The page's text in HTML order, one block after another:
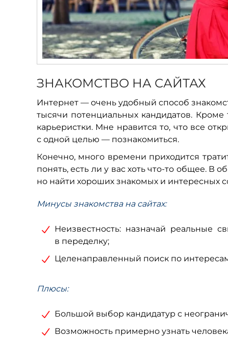
ЗНАКОМСТВО НА САЙТАХ
Интернет — очень удобный способ
тысячи потенциальных кандидатов.
карьеристки. Мне нравится то, что все
с одной целью — познакомиться.
Конечно, много времени приходится
понять, есть ли у вас хоть что-то общее.
но найти хороших знакомых и интересных
Минусы знакомства на сайтах:
Неизвестность: назначай реальные
в переделку;
Целенаправленный поиск по
Плюсы:
Большой выбор кандидатур с
Возможность примерно узнать